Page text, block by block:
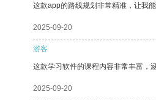
这款app的路线规划非常精准，让我能
2025-09-20
游客
这款学习软件的课程内容非常丰富，
2025-09-20